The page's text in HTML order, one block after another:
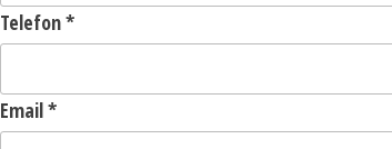
Telefon*
Email*